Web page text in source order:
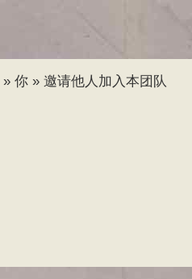
到
主
要
» 你 » 邀请他人加入本团队